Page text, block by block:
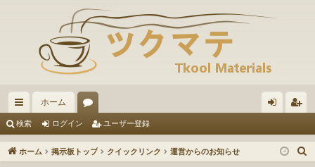
イ
ッ
ホーム
ー イ ザ
検索 ログイン ユーザー登録
ホーム 掲示板トップ クイックリンク 運営からのお知らせ